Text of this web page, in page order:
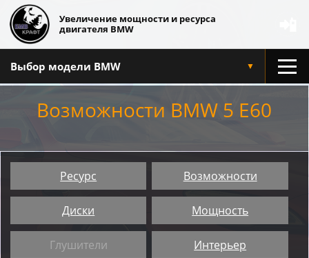
Увеличение мощности и ресурса
двигателя BMW
Выбор модели BMW ▼
Возможности BMW 5 E60
Ресурс Возможности
Диски Мощность
Глушители Интерьер